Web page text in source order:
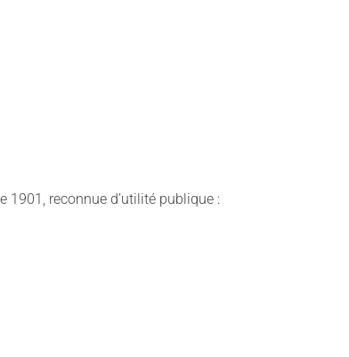
reconnue d’utilité publique :